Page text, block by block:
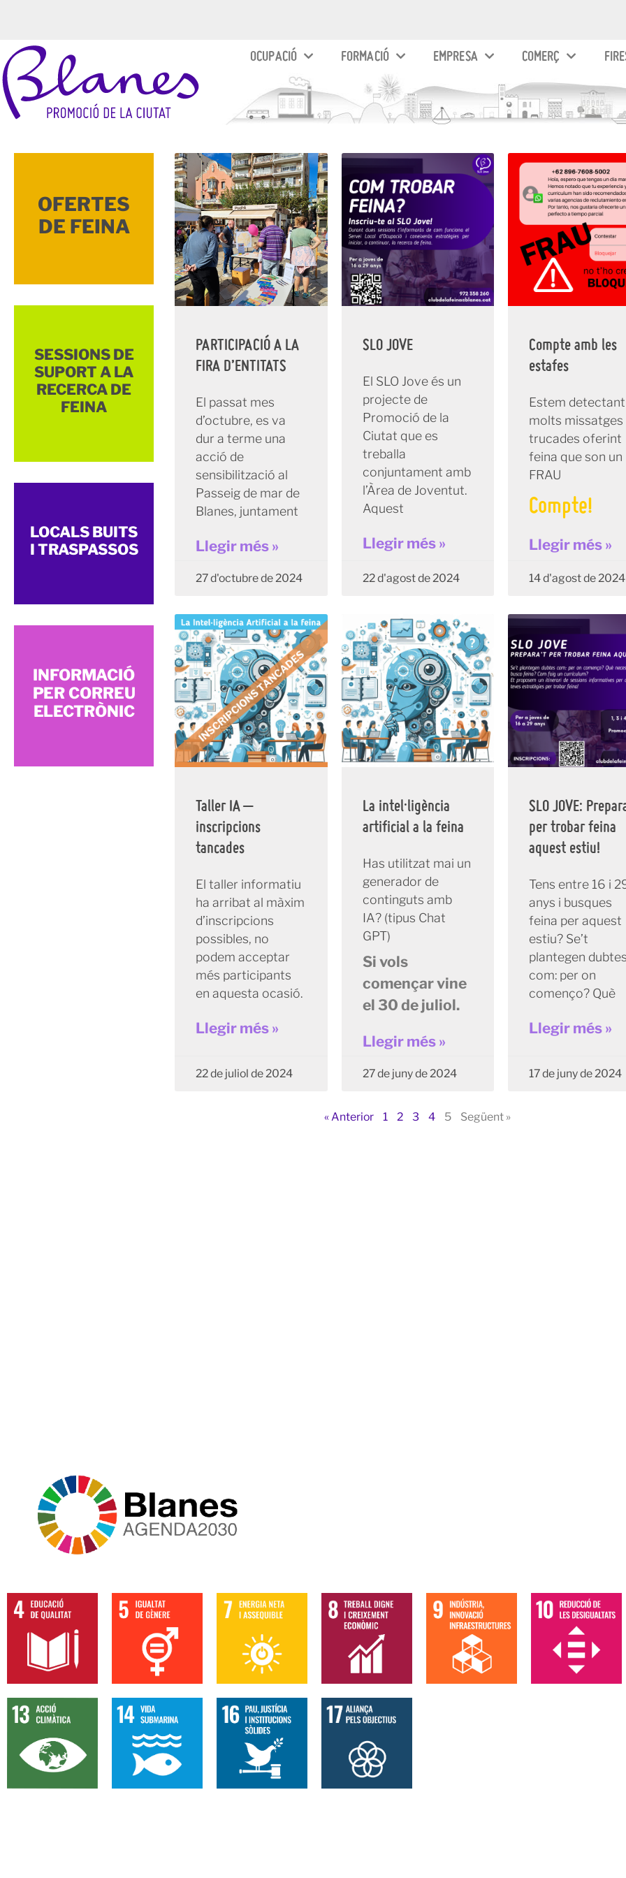
OCUPACIÓ FORMACIÓ EMPRESA COMERÇ
OFERTES
DE FEINA
SESSIONS DE
SUPORT A LA
RECERCA DE
FEINA
LOCALS BUITS
I TRASPASSOS
INFORMACIÓ
PER CORREU
ELECTRÒNIC
PARTICIPACIÓ A LA
FIRA D’ENTITATS
El passat mes
d’octubre, es va
dur a terme una
acció de
sensibilització al
Passeig de mar de
Blanes, juntament
Llegir més »
27 d'octubre de 2024
SLO JOVE
El SLO Jove és un
projecte de
Promoció de la
Ciutat que es
treballa
conjuntament amb
l’Àrea de Joventut.
Aquest
Llegir més »
22 d'agost de 2024
Compte amb les
estafes
Estem detectant
molts missatges
trucades oferint
feina que son un
FRAU
Compte!
Llegir més »
14 d'agost de 2024
Taller IA –
inscripcions
tancades
El taller informatiu
ha arribat al màxim
d’inscripcions
possibles, no
podem acceptar
més participants
en aquesta ocasió.
Llegir més »
22 de juliol de 2024
La intel·ligència
artificial a la feina
Has utilitzat mai un
generador de
continguts amb
IA? (tipus Chat
GPT)
Si vols
començar vine
el 30 de juliol.
Llegir més »
27 de juny de 2024
SLO JOVE:
per trobar feina
aquest estiu!
Tens entre 16 i
anys i busques
feina per aquest
estiu? Se’t
plantegen
com: per on
començo? Què
Llegir més »
17 de juny de 2024
« Anterior 1 2 3 4 5 Següent »